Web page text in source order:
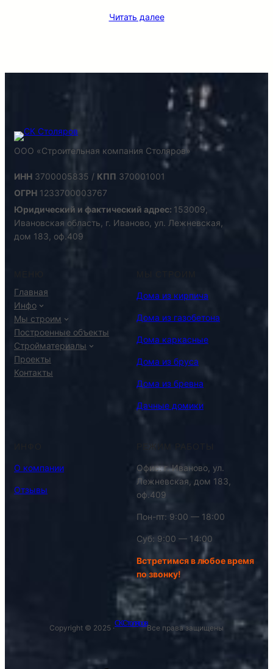
Читать далее
ООО «Строительная компания Столяров»
ИНН 3700005835 / КПП 370001001
ОГРН 1233700003767
Юридический и фактический адрес: 153009,
Ивановская область, г. Иваново, ул. Лежневская,
дом 183, оф.409
Главная
Инфо
Мы строим
Построенные объекты
Стройматериалы
Проекты
Контакты
Дома из кирпича
Дома из газобетона
Дома каркасные
Дома из бруса
Дома из бревна
Дачные домики
О компании
Отзывы
Офис: г. Иваново, ул.
Лежневская, дом 183,
оф.409
Пон-пт: 9:00 — 18:00
Суб: 9:00 — 14:00
Встретимся в любое время
по звонку!
Copyright © 2025 ·
СК Столяров
Все права защищены